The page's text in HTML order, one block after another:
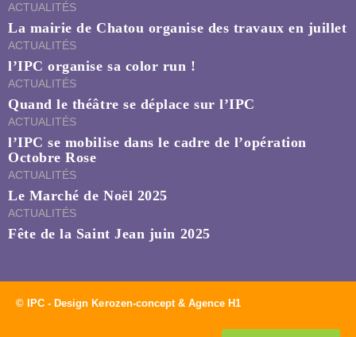
ACTUALITÉS
La mairie de Chatou organise des travaux en juillet
ACTUALITÉS
l’IPC organise sa color run !
ACTUALITÉS
Quand le théâtre se déplace sur l’IPC
ACTUALITÉS
l’IPC se mobilise dans le cadre de l’opération
Octobre Rose
ACTUALITÉS
Le Marché de Noël 2025
ACTUALITÉS
Fête de la Saint Jean juin 2025
© IPC - Design Kerozen-concept & Agence H1